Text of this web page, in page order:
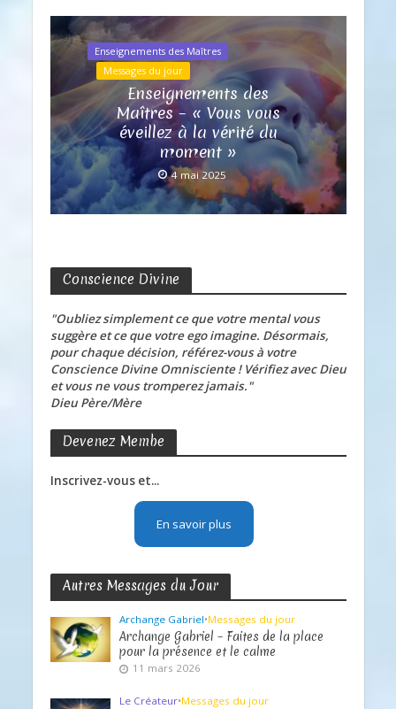
Enseignements des Maîtres
Messages du jour
Enseignements des
Maîtres – « Vous vous
éveillez à la vérité du
moment »
4 mai 2025
Conscience Divine
"Oubliez simplement ce que votre mental vous
suggère et ce que votre ego imagine. Désormais,
pour chaque décision, référez-vous à votre
Conscience Divine Omnisciente ! Vérifiez avec Dieu
et vous ne vous tromperez jamais."
Dieu Père/Mère
Devenez Membe
Inscrivez-vous et...
En savoir plus
Autres Messages du Jour
Archange Gabriel•Messages du jour
Archange Gabriel – Faites de la place
pour la présence et le calme
11 mars 2026
Le Créateur•Messages du jour